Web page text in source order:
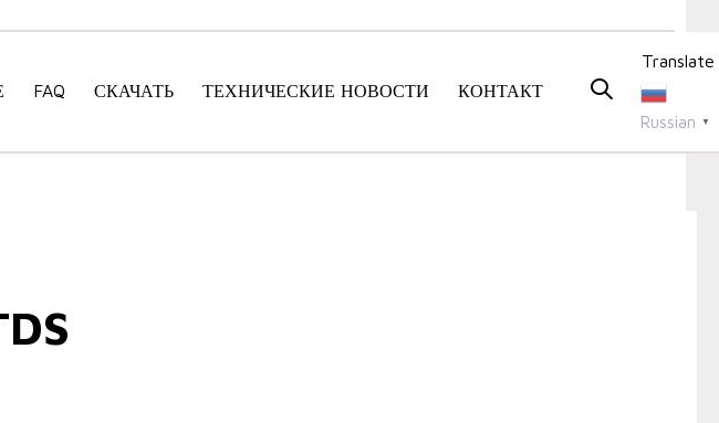
FAQ СКАЧАТЬ ТЕХНИЧЕСКИЕ НОВОСТИ КОНТАКТ
Translate
Russian ▼